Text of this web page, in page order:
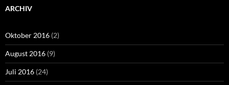
ARCHIV
Oktober 2016 (2)
August 2016 (9)
Juli 2016 (24)